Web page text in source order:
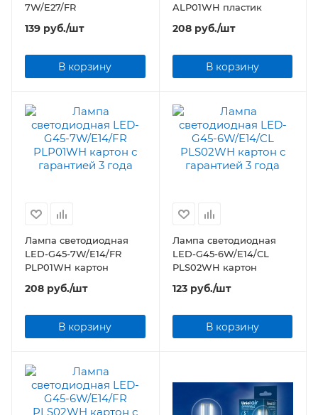
7W/E27/FR
139 руб./шт
В корзину
ALP01WH пластик
208руб./шт
В корзину
Лампа светодиодная
LED-G45-7W/E14/FR
PLP01WH картон
208 руб./шт
В корзину
Лампа светодиодная
LED-G45-6W/E14/CL
PLS02WH картон
123руб./шт
В корзину